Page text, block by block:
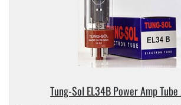
Tung-​Sol EL34B Power Amp